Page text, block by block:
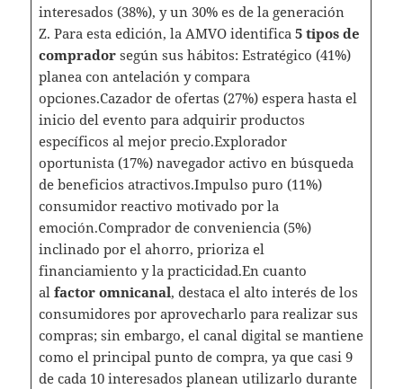
interesados (38%), y un 30% es de la generación
Z. Para esta edición, la AMVO identifica 5 tipos de
compradorsegún sus hábitos: Estratégico (41%)
planea con antelación y compara
opciones.Cazador de ofertas (27%) espera hasta el
inicio del evento para adquirir productos
específicos al mejor precio.Explorador
oportunista (17%) navegador activo en búsqueda
de beneficios atractivos.Impulso puro (11%)
consumidor reactivo motivado por la
emoción.Comprador de conveniencia (5%)
inclinado por el ahorro, prioriza el
financiamiento y la practicidad.En cuanto
al factor omnicanal, destaca el alto interés de los
consumidores por aprovecharlo para realizar sus
compras; sin embargo, el canal digital se mantiene
como el principal punto de compra, ya que casi 9
de cada 10 interesados planean utilizarlo durante